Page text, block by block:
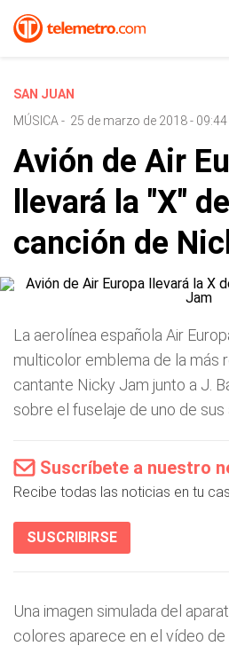
SAN JUAN
MÚSICA - 25 de marzo de 2018 - 09:44
Avión de Air
llevará la "X"
canción de
La aerolínea española Air
multicolor emblema de la más
cantante Nicky Jam junto a J.
sobre el fuselaje de uno de sus
Suscríbete a nuestro
Recibe todas las noticias en tu
SUSCRIBIRSE
Una imagen simulada del
colores aparece en el vídeo de